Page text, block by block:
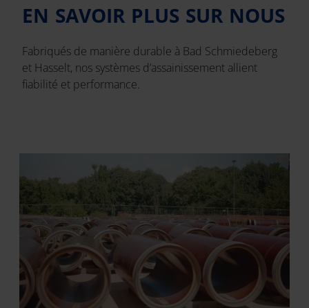
EN SAVOIR PLUS SUR NOUS
Fabriqués de manière durable à Bad Schmiedeberg
et Hasselt, nos systèmes d’assainissement allient
fiabilité et performance.